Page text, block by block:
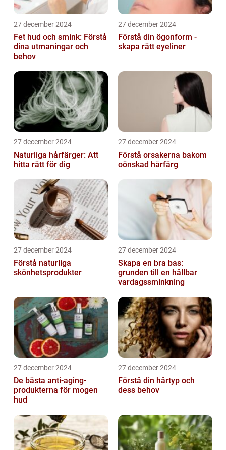
27 december 2024
Fet hud och smink: Förstå
dina utmaningar och
behov
27 december 2024
Förstå din ögonform -
skapa rätt eyeliner
27 december 2024
Naturliga hårfärger: Att
hitta rätt för dig
27 december 2024
Förstå orsakerna bakom
oönskad hårfärg
27 december 2024
Förstå naturliga
skönhetsprodukter
27 december 2024
Skapa en bra bas:
grunden till en hållbar
vardagssminkning
27 december 2024
De bästa anti-aging-
produkterna för mogen
hud
27 december 2024
Förstå din hårtyp och
dess behov